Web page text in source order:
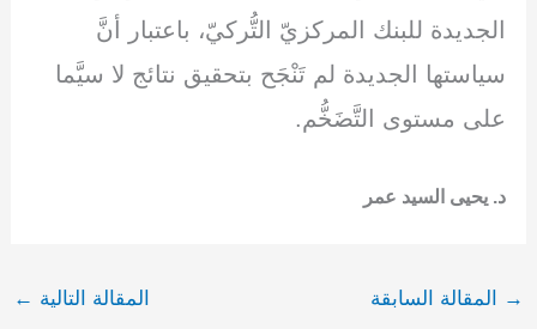
الجديدة للبنك المركزيّ التُّركيّ، باعتبار أنَّ
سياستها الجديدة لم تَنْجَح بتحقيق نتائج لا سيَّما
على مستوى التَّضَخُّم.
د. يحيى السيد عمر
→ المقالة السابقة المقالة التالية ←